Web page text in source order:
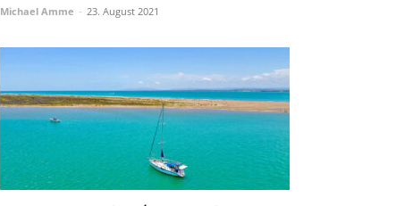
Michael Amme - 23. August 2021